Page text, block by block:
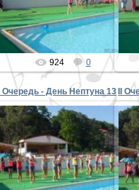
PETER
924 0
II Очередь - День Нептуна 13
30.08.2015
PETER
II